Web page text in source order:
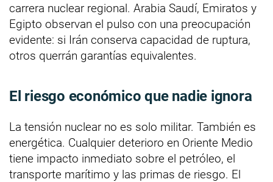
carrera nuclear regional. Arabia Saudí, Emiratos y
Egipto observan el pulso con una preocupación
evidente: si Irán conserva capacidad de ruptura,
otros querrán garantías equivalentes.
El riesgo económico que nadie ignora
La tensión nuclear no es solo militar. También es
energética. Cualquier deterioro en Oriente Medio
tiene impacto inmediato sobre el petróleo, el
transporte marítimo y las primas de riesgo. El